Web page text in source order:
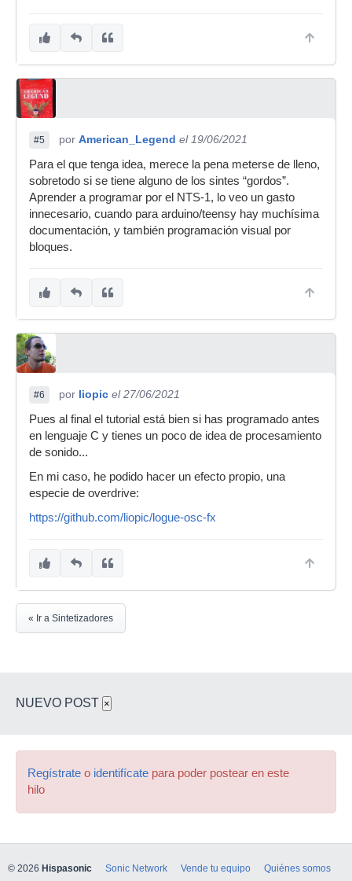
#5 por American_Legend el 19/06/2021
Para el que tenga idea, merece la pena meterse de lleno,
sobretodo si se tiene alguno de los sintes “gordos”.
Aprender a programar por el NTS-1, lo veo un gasto
innecesario, cuando para arduino/teensy hay muchísima
documentación, y también programación visual por
bloques.
#6 por liopic el 27/06/2021
Pues al final el tutorial está bien si has programado antes
en lenguaje C y tienes un poco de idea de procesamiento
de sonido...
En mi caso, he podido hacer un efecto propio, una
especie de overdrive:
https://github.com/liopic/logue-osc-fx
« Ir a Sintetizadores
NUEVO POST ×
Regístrate o identifícate para poder postear en este
hilo
© 2026 Hispasonic Sonic Network Vende tu equipo
Quiénes somos